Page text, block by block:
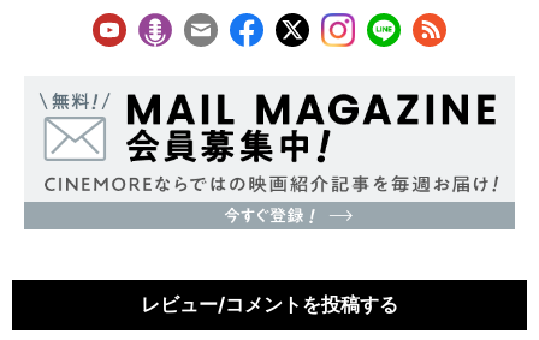
レビュー/コメントを投稿する